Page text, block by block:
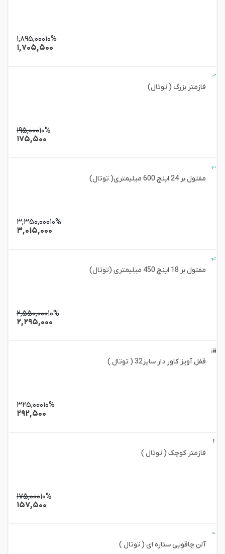
۱,۸۹۵,۰۰۰۱۰%
۱,۷۰۵,۵۰۰
فازمتر بزرگ ( توتال)
۱۹۵,۰۰۰۱۰%
۱۷۵,۵۰۰
مفتول بر 24 اینچ 600 میلیمتری( توتال)
۳,۳۵۰,۰۰۰۱۰%
۳,۰۱۵,۰۰۰
مفتول بر 18 اینچ 450 میلیمتری (توتال)
۲,۵۵۰,۰۰۰۱۰%
۲,۲۹۵,۰۰۰
قفل آویز کاور دار سایز32 ( توتال )
۳۲۵,۰۰۰۱۰%
۲۹۲,۵۰۰
فازمتر کوچک ( توتال )
۱۷۵,۰۰۰۱۰%
۱۵۷,۵۰۰
آلن چاقویی ستاره ای ( توتال )